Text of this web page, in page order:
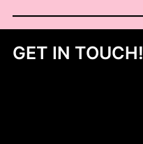
GET IN TOUCH!